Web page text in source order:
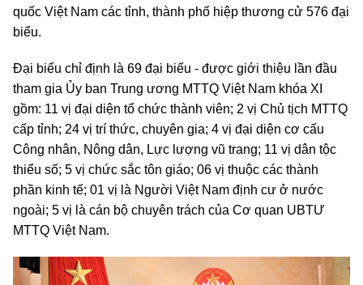
quốc Việt Nam các tỉnh, thành phố hiệp thương cử 576 đại
biểu.
Đại biểu chỉ định là 69 đại biểu - được giới thiệu lần đầu
tham gia Ủy ban Trung ương MTTQ Việt Nam khóa XI
gồm: 11 vị đại diện tổ chức thành viên; 2 vị Chủ tịch MTTQ
cấp tỉnh; 24 vị trí thức, chuyên gia; 4 vị đại diện cơ cấu
Công nhân, Nông dân, Lực lượng vũ trang; 11 vị dân tộc
thiểu số; 5 vị chức sắc tôn giáo; 06 vị thuộc các thành
phần kinh tế; 01 vị là Người Việt Nam định cư ở nước
ngoài; 5 vị là cán bộ chuyên trách của Cơ quan UBTƯ
MTTQ Việt Nam.